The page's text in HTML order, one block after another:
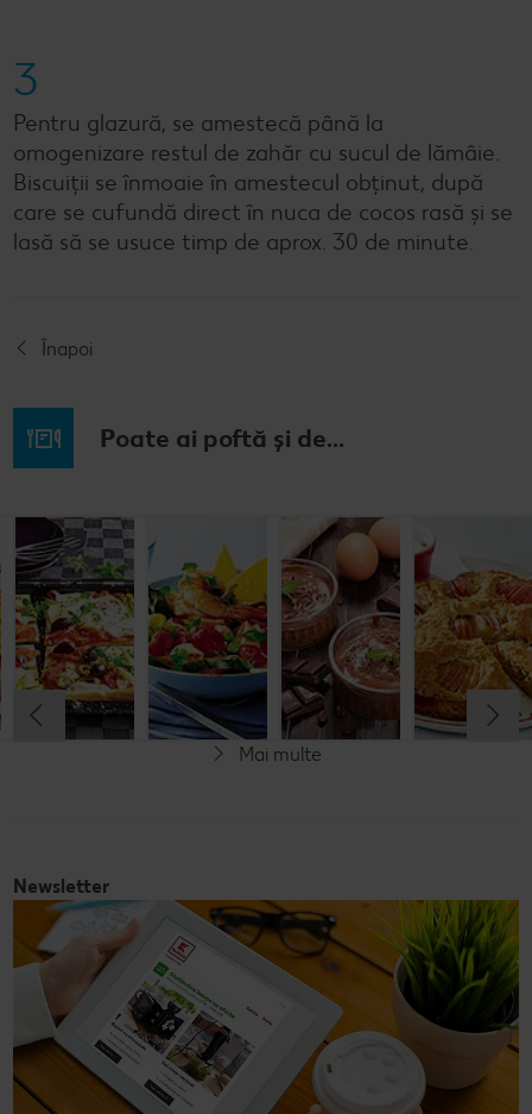
3
Pentru glazură, se amestecă până la
omogenizare restul de zahăr cu sucul de lămâie.
Biscuiții se înmoaie în amestecul obținut, după
care se cufundă direct în nuca de cocos rasă și se
lasă să se usuce timp de aprox. 30 de minute.
Înapoi
Poate ai poftă și de...
Budincă
italiană de
orez cu salată
de fructe
Cel mult 60 minute
Simplu
Clătite cu
legume și
mozzarella
Cel mult 30 minute
Simplu
Tocană
italienească
de pește
Cel mult 60 minute
Simplu
Cremă la
Cel mult 60 minute
Simplu
Mai multe
Newsletter